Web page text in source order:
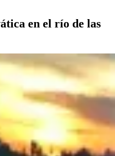
en el río de las